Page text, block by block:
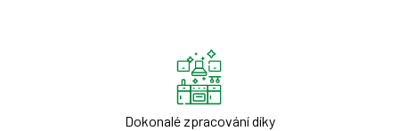
Dokonalé zpracování díky